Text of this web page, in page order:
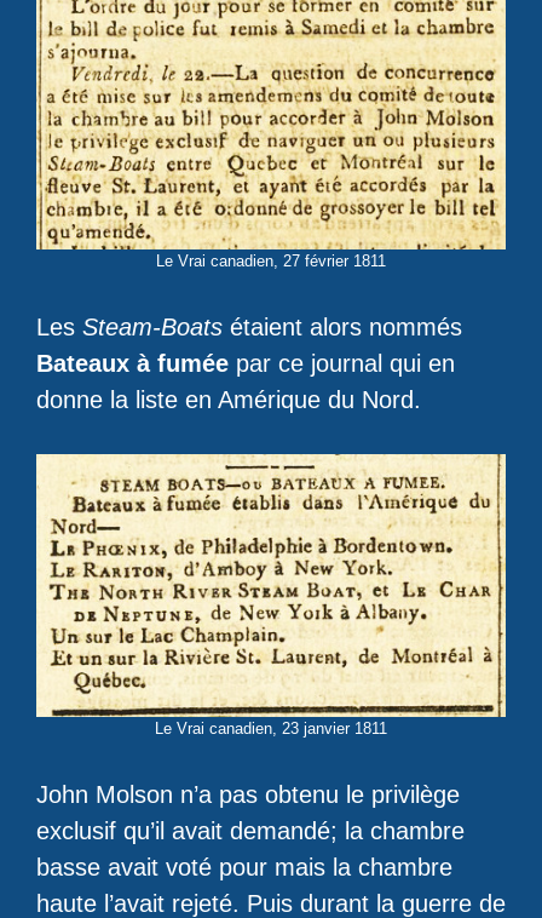
Le Vrai canadien, 27 février 1811
Les Steam-Boats étaient alors nommés
Bateaux à fumée par ce journal qui en
donne la liste en Amérique du Nord.
Le Vrai canadien, 23 janvier 1811
John Molson n’a pas obtenu le privilège
exclusif qu’il avait demandé; la chambre
basse avait voté pour mais la chambre
haute l’avait rejeté. Puis durant la guerre de